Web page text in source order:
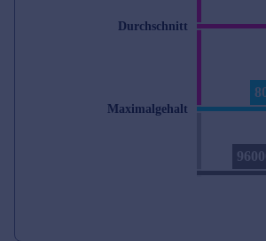
Durchschnitt
Maximalgehalt